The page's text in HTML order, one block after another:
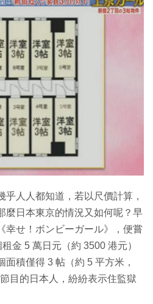
人人都知道，若以尺價計算，
麼日本東京的情況又如何呢？早
幸せ！ボンビーガール》，便嘗
金 5 萬日元（約 3500 港元）
積僅得 3 帖（約 5 平方米，
目的日本人，紛紛表示住監獄